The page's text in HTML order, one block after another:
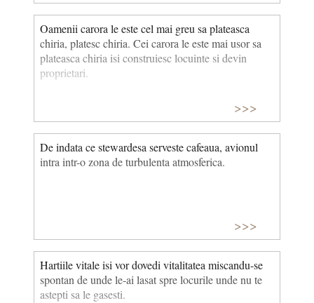
Oamenii carora le este cel mai greu sa plateasca
chiria, platesc chiria. Cei carora le este mai usor sa
plateasca chiria isi construiesc locuinte si devin
proprietari.
>>>
De indata ce stewardesa serveste cafeaua, avionul
intra intr-o zona de turbulenta atmosferica.
>>>
Hartiile vitale isi vor dovedi vitalitatea miscandu-se
spontan de unde le-ai lasat spre locurile unde nu te
astepti sa le gasesti.